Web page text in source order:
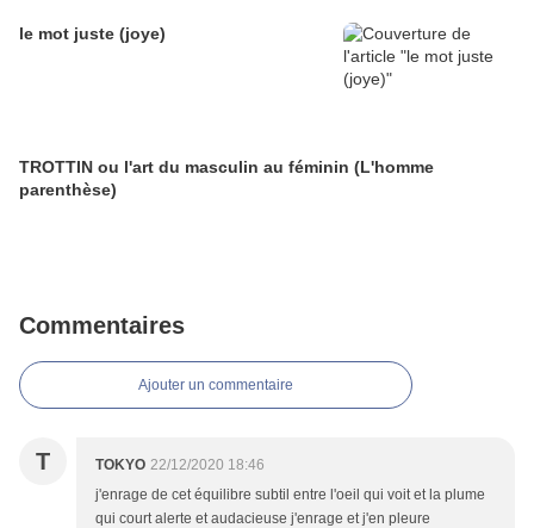
le mot juste (joye)
TROTTIN ou l'art du masculin au féminin (L'homme
parenthèse)
Commentaires
Ajouter un commentaire
T TOKYO 22/12/2020 18:46
j'enrage de cet équilibre subtil entre l'oeil qui voit et la plume
qui court alerte et audacieuse j'enrage et j'en pleure